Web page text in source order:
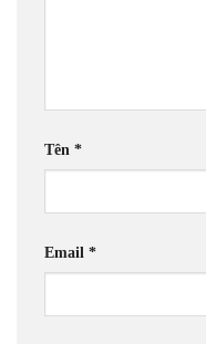
Tên *
Email *